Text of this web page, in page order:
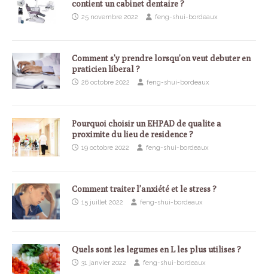
contient un cabinet dentaire ?
25 novembre 2022 feng-shui-bordeaux
Comment s’y prendre lorsqu’on veut debuter en
praticien liberal ?
26 octobre 2022 feng-shui-bordeaux
Pourquoi choisir un EHPAD de qualite a
proximite du lieu de residence ?
19 octobre 2022 feng-shui-bordeaux
Comment traiter l’anxiété et le stress ?
15 juillet 2022 feng-shui-bordeaux
Quels sont les legumes en L les plus utilises ?
31 janvier 2022 feng-shui-bordeaux